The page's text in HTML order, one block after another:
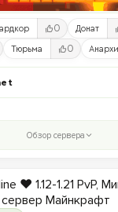
0 Донат
Тюрьма 0
Обзор сервера
❤️ 1.12-1.21 PvP,
Майнкрафт